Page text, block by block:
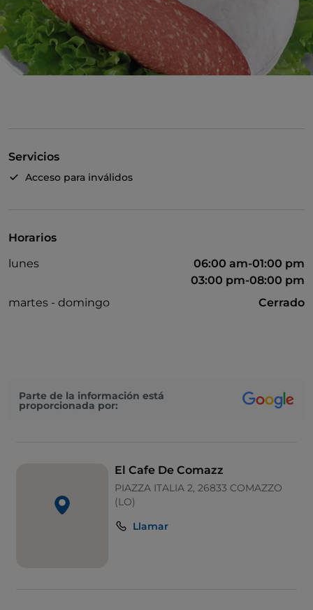
Servicios
Acceso para inválidos
Horarios
lunes
06:00 am-01:00 pm
03:00 pm-08:00 pm
martes - domingo
Cerrado
Parte de la información está
proporcionada por:
El Cafe De Comazz
PIAZZA ITALIA 2, 26833 COMAZZO
(LO)
Llamar